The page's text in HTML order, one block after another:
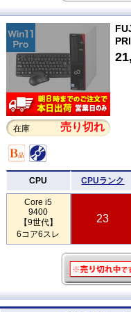
在庫 売り切れ
CPU CPUランク
Core i5
9400
【9世代】
6コア6スレ
23